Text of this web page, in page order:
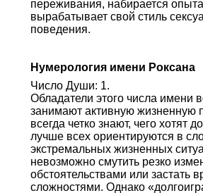
переживания, набирается
вырабатывает свой стиль
поведения.
Нумерология имени Роксана
Число Души: 1.
Обладатели этого числа имени
занимают активную жизненную
всегда четко знают, чего хотят
лучше всех ориентируются в
экстремальных жизненных
невозможно смутить резко
обстоятельствами или застать
сложностями. Однако